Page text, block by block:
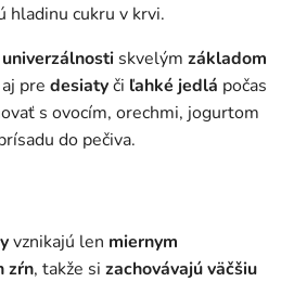
hladinu cukru v krvi.
univerzálnosti skvelým základom
pre desiatyči ľahké jedlá počas
s ovocím, orechmi, jogurtom
do pečiva.
vznikajú len miernym
zŕn, takže si zachovávajú väčšiu